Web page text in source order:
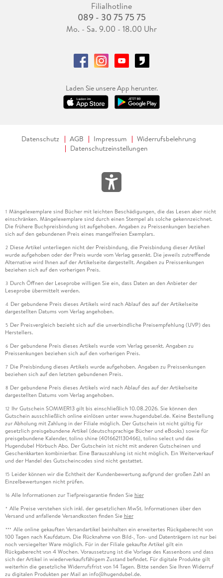
Filialhotline
089 - 30 75 75 75
Mo. - Sa. 9.00 - 18.00 Uhr
Laden Sie unsere App herunter.
Datenschutz AGB Impressum
Widerrufsbelehrung
Datenschutzeinstellungen
1 Mängelexemplare sind Bücher mit leichten Beschädigungen, die das Lesen aber nicht
einschränken. Mängelexemplare sind durch einen Stempel als solche gekennzeichnet.
Die frühere Buchpreisbindung ist aufgehoben. Angaben zu Preissenkungen beziehen
sich auf den gebundenen Preis eines mangelfreien Exemplars.
2 Diese Artikel unterliegen nicht der Preisbindung, die Preisbindung dieser Artikel
wurde aufgehoben oder der Preis wurde vom Verlag gesenkt. Die jeweils zutreffende
Alternative wird Ihnen auf der Artikelseite dargestellt. Angaben zu Preissenkungen
beziehen sich auf den vorherigen Preis.
3 Durch Öffnen der Leseprobe willigen Sie ein, dass Daten an den Anbieter der
Leseprobe übermittelt werden.
4 Der gebundene Preis dieses Artikels wird nach Ablauf des auf der Artikelseite
dargestellten Datums vom Verlag angehoben.
5 Der Preisvergleich bezieht sich auf die unverbindliche Preisempfehlung (UVP) des
Herstellers.
6 Der gebundene Preis dieses Artikels wurde vom Verlag gesenkt. Angaben zu
Preissenkungen beziehen sich auf den vorherigen Preis.
7 Die Preisbindung dieses Artikels wurde aufgehoben. Angaben zu Preissenkungen
beziehen sich auf den letzten gebundenen Preis.
8 Der gebundene Preis dieses Artikels wird nach Ablauf des auf der Artikelseite
dargestellten Datums vom Verlag angehoben.
12 Ihr Gutschein SOMMER13 gilt bis einschließlich 10.08.2026. Sie können den
Gutschein ausschließlich online einlösen unter www.hugendubel.de. Keine Bestellung
zur Abholung mit Zahlung in der Filiale möglich. Der Gutschein ist nicht gültig für
gesetzlich preisgebundene Artikel (deutschsprachige Bücher und eBooks) sowie für
preisgebundene Kalender, tolino shine (4016621130466), tolino select und das
Hugendubel Hörbuch Abo. Der Gutschein ist nicht mit anderen Gutscheinen und
Geschenkkarten kombinierbar. Eine Barauszahlung ist nicht möglich. Ein Weiterverkauf
und der Handel des Gutscheincodes sind nicht gestattet.
15 Leider können wir die Echtheit der Kundenbewertung aufgrund der großen Zahl an
Einzelbewertungen nicht prüfen.
16 Alle Informationen zur Tiefpreisgarantie finden Sie hier
* Alle Preise verstehen sich inkl. der gesetzlichen MwSt. Informationen über den
Versand und anfallende Versandkosten finden Sie hier
*** Alle online gekauften Versandartikel beinhalten ein erweitertes Rückgaberecht von
100 Tagen nach Kaufdatum. Die Rücknahme von Bild-, Ton- und Datenträgern ist nur bei
noch versiegelter Ware möglich. Für in der Filiale gekaufte Artikel gilt ein
Rückgaberecht von 4 Wochen. Voraussetzung ist die Vorlage des Kassenbons und dass
sich der Artikel in wiederverkaufsfähigem Zustand befindet. Für digitale Produkte gilt
weiterhin die gesetzliche Widerrufsfrist von 14 Tagen. Bitte senden Sie Ihren Widerruf
zu digitalen Produkten per Mail an info@hugendubel.de.